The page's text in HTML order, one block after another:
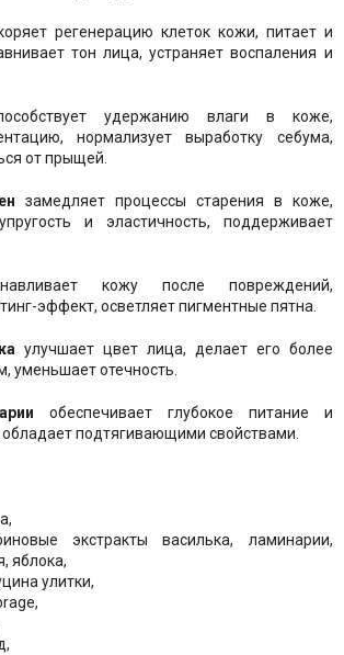
регенерацию клеток кожи, питает и
тон лица, устраняет воспаления и
удержанию влаги в коже,
нормализует выработку себума,
от прыщей.
замедляет процессы старения в коже,
и эластичность, поддерживает
кожу после повреждений,
эффект, осветляет пигментные пятна.
улучшает цвет лица, делает его более
уменьшает отечность.
обеспечивает глубокое питание и
подтягивающими свойствами.
экстракты василька, ламинарии,
яблока,
улитки,